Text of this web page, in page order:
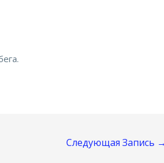
Следующая Запись →